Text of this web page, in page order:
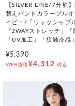
【SILVER LINE/7分袖
替えバンドカラープル
イビー/「ウォッシャブ
「2WAYストレッチ」「
「UV加工」「接触冷感」
¥5,390
WEB価格¥4,312 税込